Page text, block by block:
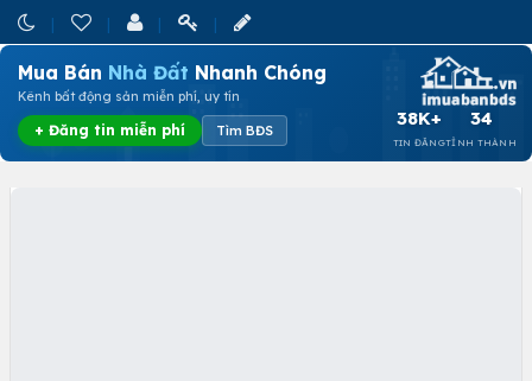
Mua Bán Nhà Đất Nhanh Chóng
Kênh bất động sản miễn phí, uy tín
+ Đăng tin miễn phí Tìm BĐS
38K+
TIN ĐĂNG
34
TỈNH THÀNH